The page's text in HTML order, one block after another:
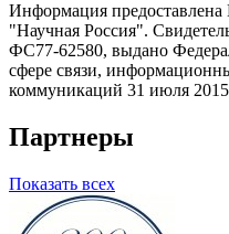
Информация
"Научная Россия".
ФС77-62580, выдано
сфере связи,
коммуникаций 31 июля 2015
Партнеры
Показать всех